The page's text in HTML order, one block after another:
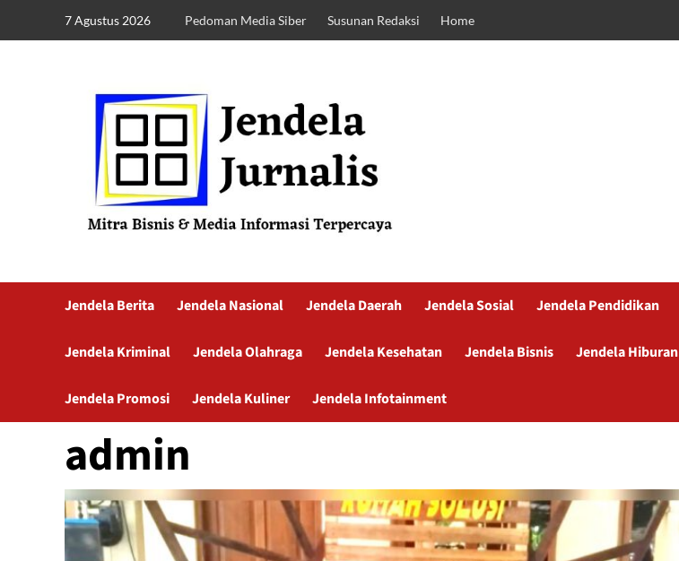
7 Agustus 2026 Pedoman Media Siber Susunan Redaksi Home
Jendela Berita Jendela Nasional Jendela Daerah Jendela Sosial Jendela Pendidikan
Jendela Kriminal Jendela Olahraga Jendela Kesehatan Jendela Bisnis Jendela Hiburan
Jendela Promosi Jendela Kuliner Jendela Infotainment
admin